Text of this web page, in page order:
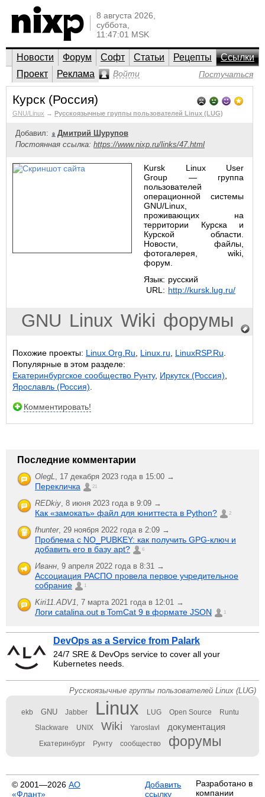
8 августа 2026,
суббота,
11:47:01 MSK
Новости Форум Софт Статьи Рецепты
Ссылки
Проект
Реклама Войти Постучаться
Курск (Россия)
GNU/Linux → Русскоязычные группы пользователей Linux (LUG)
Добавил:
Дмитрий Шурупов
Постоянная ссылка: https://www.nixp.ru/links/47.html
Kursk Linux User
Group — группа
пользователей
операционной системы
GNU/Linux,
проживающих на
территории Курска и
Курской области.
Новости, файлы,
фотогалерея, wiki,
форум.
Язык: русский
URL: http://kursk.lug.ru/
GNU Linux Wiki форумы
Похожие проекты: Linux.Org.Ru Linux.ru LinuxRSP.Ru
Популярные в этом разделе:
Екатеринбургское сообщество Рунту, Иркутск (Россия)
Ярославль (Россия)
Комментировать!
Последние комментарии
OlegL, 17 декабря 2023 года в 15:00 →
Перекличка 21
REDkiy, 8 июня 2023 года в 9:09 →
Как «замокать» файл для юниттеста в Python? 2
fhunter, 29 ноября 2022 года в 2:09 →
Проблема с NO_PUBKEY: как получить GPG-ключ и
добавить его в базу apt?
6
Иванн, 9 апреля 2022 года в 8:31 →
Ассоциация РАСПО провела первое учредительное
собрание
1
Kiri11.ADV1, 7 марта 2021 года в 12:01 →
Логи catalina.out в TomCat 9 в формате JSON 1
DevOps as a Service from Palark
24/7 SRE & DevOps service to cover all your
Kubernetes needs.
Русскоязычные группы пользователей Linux (LUG)
ekb GNU Jabber Linux LUG Open Source Runtu
Slackware UNIX Wiki Yaroslavl документация
Екатеринбург Рунту сообщество форумы
© 2001—2026 АО
«Флант»
Добавить
ссылку
Разработано в
компании